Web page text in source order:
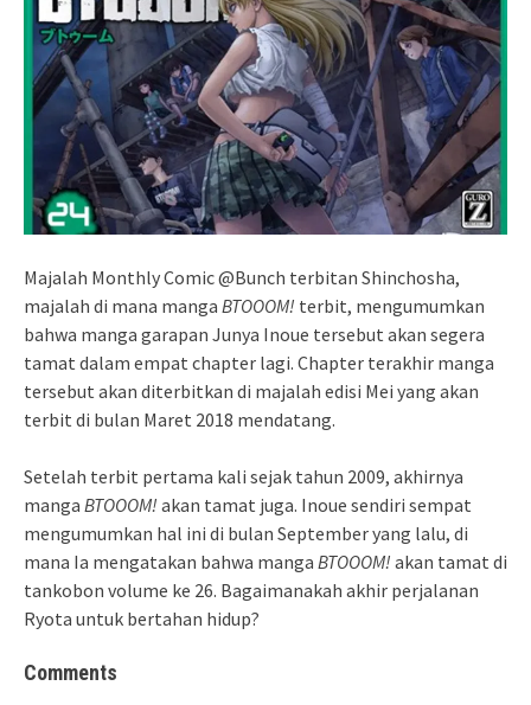
Majalah Monthly Comic @Bunch terbitan Shinchosha,
majalah di mana manga BTOOOM! terbit, mengumumkan
bahwa manga garapan Junya Inoue tersebut akan segera
tamat dalam empat chapter lagi. Chapter terakhir manga
tersebut akan diterbitkan di majalah edisi Mei yang akan
terbit di bulan Maret 2018 mendatang.
Setelah terbit pertama kali sejak tahun 2009, akhirnya
manga BTOOOM! akan tamat juga. Inoue sendiri sempat
mengumumkan hal ini di bulan September yang lalu, di
mana Ia mengatakan bahwa manga BTOOOM! akan tamat di
tankobon volume ke 26. Bagaimanakah akhir perjalanan
Ryota untuk bertahan hidup?
Comments